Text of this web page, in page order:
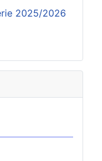
2025/2026